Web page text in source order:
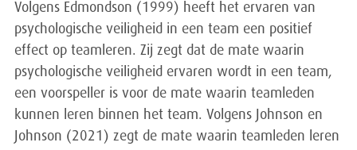
Volgens Edmondson (1999) heeft het ervaren van
psychologische veiligheid in een team een positief
effect op teamleren. Zij zegt dat de mate waarin
psychologische veiligheid ervaren wordt in een team,
een voorspeller is voor de mate waarin teamleden
kunnen leren binnen het team. Volgens Johnson en
Johnson (2021) zegt de mate waarin teamleden leren